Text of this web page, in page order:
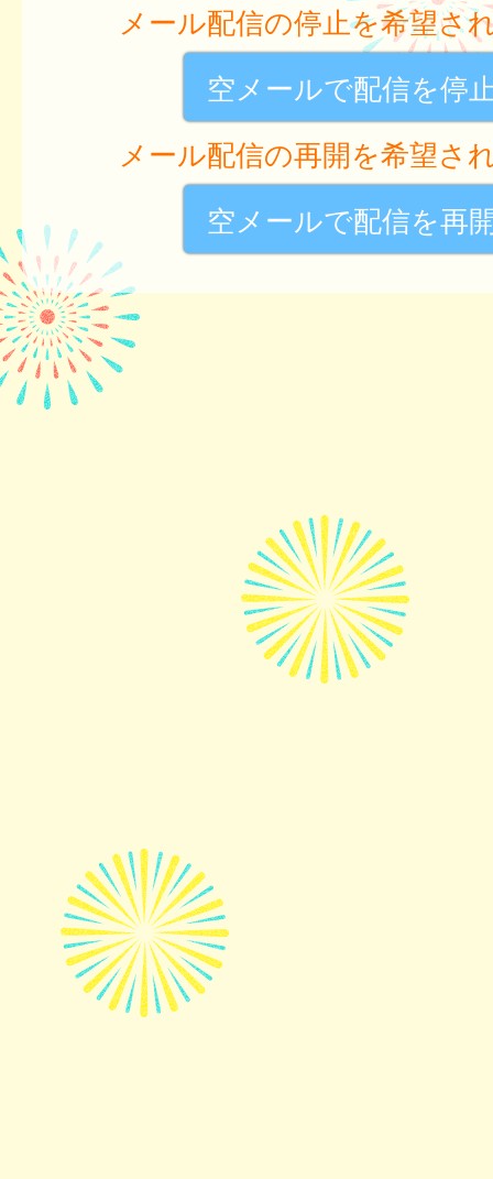
メール配信の停止を希望さ
空メールで配信を停
メール配信の再開を希望さ
空メールで配信を再